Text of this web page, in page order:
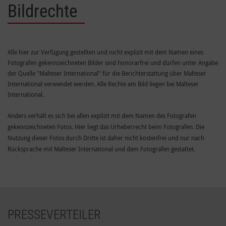
Bildrechte
Alle hier zur Verfügung gestellten und nicht explizit mit dem Namen eines
Fotografen gekennzeichneten Bilder sind honorarfrei und dürfen unter Angabe
der Quelle "Malteser International" für die Berichterstattung über Malteser
International verwendet werden. Alle Rechte am Bild liegen bei Malteser
International.
Anders verhält es sich bei allen explizit mit dem Namen des Fotografen
gekennzeichneten Fotos. Hier liegt das Urheberrecht beim Fotografen. Die
Nutzung dieser Fotos durch Dritte ist daher nicht kostenfrei und nur nach
Rücksprache mit Malteser International und dem Fotografen gestattet.
PRESSEVERTEILER